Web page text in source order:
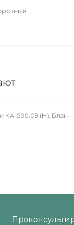
КА-500.09 (Н), Блан-